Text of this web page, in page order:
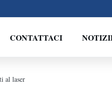
CONTATTACI
al laser